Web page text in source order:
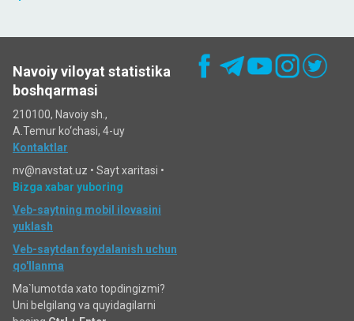
Navoiy viloyat statistika
boshqarmasi
210100, Navoiy sh.,
A.Temur ko‘chаsi, 4-uy
Kontaktlar
nv@navstat.uz • Sayt xaritasi •
Bizga xabar yuboring
Veb-saytning mobil ilovasini
yuklash
Veb-saytdan foydalanish uchun
qo'llanma
Ma`lumotda xato topdingizmi?
Uni belgilang va quyidagilarni